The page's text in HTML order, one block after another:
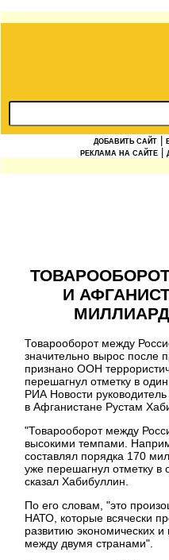
ДОБАВИТЬ САЙТ
РЕКЛАМА НА САЙТЕ
И
Товарооборот между
значительно вырос после
признано ООН
перешагнул отметку в
РИА Новости
в Афганистане Рустам
"Товарооборот между
высокими темпами.
составлял порядка 170
уже перешагнул отметку
сказал Хабибуллин.
По его словам, "это
НАТО, которые всячески
развитию экономических
между двумя странами".